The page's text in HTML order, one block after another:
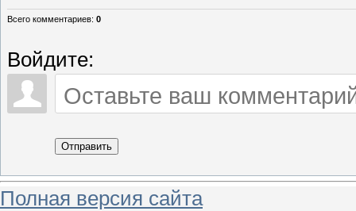
Всего комментариев: 0
Войдите:
Отправить
Полная версия сайта